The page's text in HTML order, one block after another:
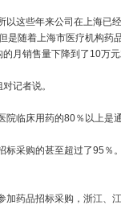
些年来公司在上海已经
随着上海市医疗机构药
月销售量下降到了10万元
记者说。
临床用药的80％以上是通
购的甚至超过了95％。
品招标采购，浙江、江